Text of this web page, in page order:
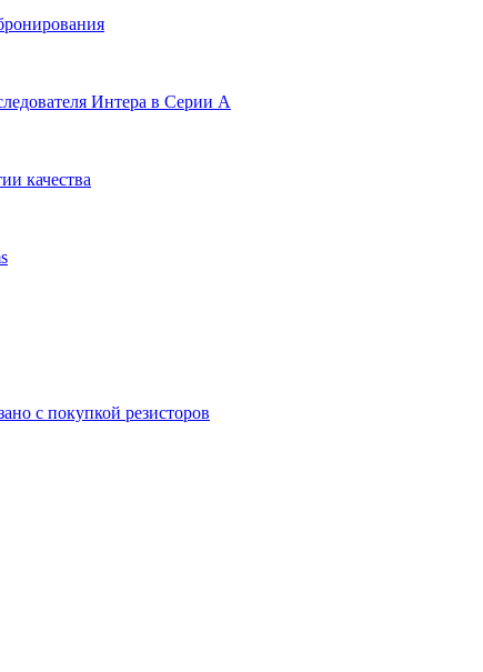
Интера в Серии А
качества
с покупкой резисторов